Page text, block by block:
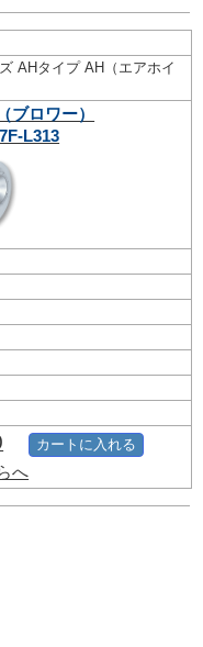
AHタイプ AH（エアホイ
ブロワー）
L313
へ
カートに入れる